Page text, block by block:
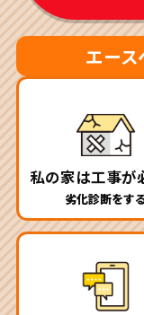
エー
私の家は工事が
劣化診断をす